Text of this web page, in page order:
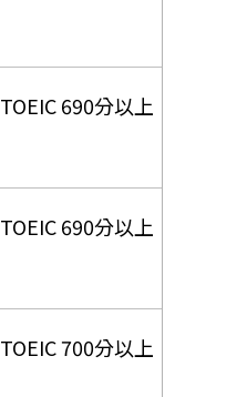
TOEIC 690分以上
TOEIC 690分以上
TOEIC 700分以上